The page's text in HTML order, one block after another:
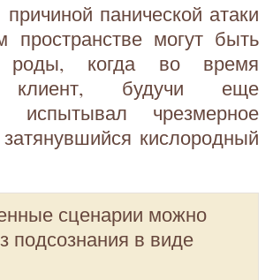
панической атаки
пространстве могут быть
роды, когда во время
клиент, будучи еще
испытывал чрезмерное
кислородный
сценарии можно
подсознания в виде